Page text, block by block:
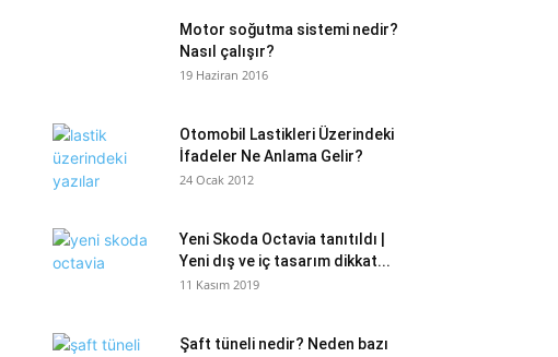
Motor soğutma sistemi nedir?
Nasıl çalışır?
19 Haziran 2016
Otomobil Lastikleri Üzerindeki
İfadeler Ne Anlama Gelir?
24 Ocak 2012
Yeni Skoda Octavia tanıtıldı |
Yeni dış ve iç tasarım dikkat...
11 Kasım 2019
Şaft tüneli nedir? Neden bazı